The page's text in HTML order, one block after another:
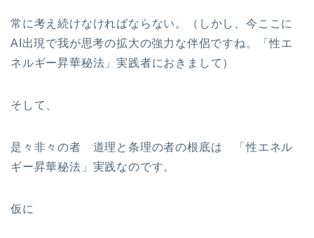
常に考え続けなければならない。（しかし、今ここに
AI出現で我が思考の拡大の強力な伴侶ですね。「性エ
ネルギー昇華秘法」実践者におきまして）
そして、
是々非々の者 道理と条理の者の根底は 「性エネル
ギー昇華秘法」実践なのです。
仮に